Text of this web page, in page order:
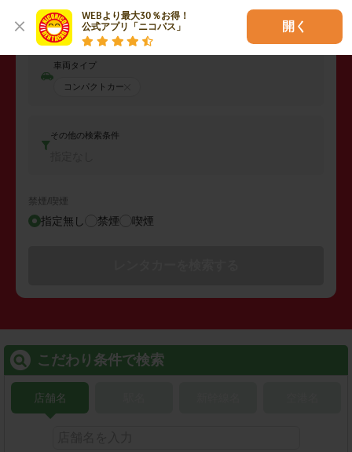
WEBより最大30％お得！
公式アプリ「ニコパス」
開く
2026年08月09日 (日) 09:00
車両タイプ
コンパクトカー
その他の検索条件
禁煙/喫煙
指定無し 禁煙 喫煙
こだわり条件で検索
店舗名